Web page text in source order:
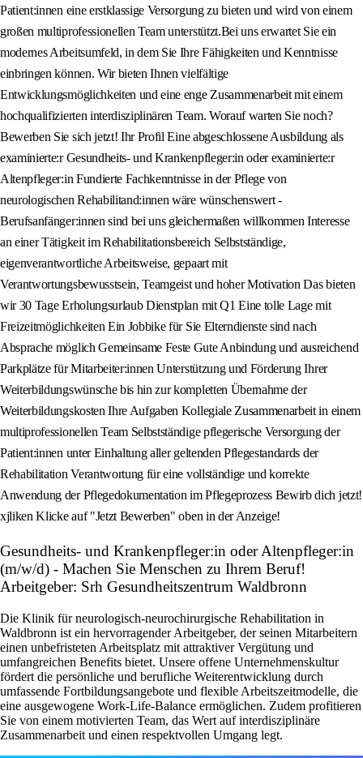
Patient:innen eine erstklassige Versorgung zu bieten und wird von einem
großen multiprofessionellen Team unterstützt.Bei uns erwartet Sie ein
modernes Arbeitsumfeld, in dem Sie Ihre Fähigkeiten und Kenntnisse
einbringen können. Wir bieten Ihnen vielfältige
Entwicklungsmöglichkeiten und eine enge Zusammenarbeit mit einem
hochqualifizierten interdisziplinären Team. Worauf warten Sie noch?
Bewerben Sie sich jetzt! Ihr Profil Eine abgeschlossene Ausbildung als
examinierte:r Gesundheits- und Krankenpfleger:in oder examinierte:r
Altenpfleger:in Fundierte Fachkenntnisse in der Pflege von
neurologischen Rehabilitand:innen wäre wünschenswert -
Berufsanfänger:innen sind bei uns gleichermaßen willkommen Interesse
an einer Tätigkeit im Rehabilitationsbereich Selbstständige,
eigenverantwortliche Arbeitsweise, gepaart mit
Verantwortungsbewusstsein, Teamgeist und hoher Motivation Das bieten
wir 30 Tage Erholungsurlaub Dienstplan mit Q1 Eine tolle Lage mit
Freizeitmöglichkeiten Ein Jobbike für Sie Elterndienste sind nach
Absprache möglich Gemeinsame Feste Gute Anbindung und ausreichend
Parkplätze für Mitarbeiter:innen Unterstützung und Förderung Ihrer
Weiterbildungswünsche bis hin zur kompletten Übernahme der
Weiterbildungskosten Ihre Aufgaben Kollegiale Zusammenarbeit in einem
multiprofessionellen Team Selbstständige pflegerische Versorgung der
Patient:innen unter Einhaltung aller geltenden Pflegestandards der
Rehabilitation Verantwortung für eine vollständige und korrekte
Anwendung der Pflegedokumentation im Pflegeprozess Bewirb dich jetzt!
xjliken Klicke auf "Jetzt Bewerben" oben in der Anzeige!
Gesundheits- und Krankenpfleger:in oder Altenpfleger:in
(m/w/d) - Machen Sie Menschen zu Ihrem Beruf!
Arbeitgeber: Srh Gesundheitszentrum Waldbronn
Die Klinik für neurologisch-neurochirurgische Rehabilitation in
Waldbronn ist ein hervorragender Arbeitgeber, der seinen Mitarbeitern
einen unbefristeten Arbeitsplatz mit attraktiver Vergütung und
umfangreichen Benefits bietet. Unsere offene Unternehmenskultur
fördert die persönliche und berufliche Weiterentwicklung durch
umfassende Fortbildungsangebote und flexible Arbeitszeitmodelle, die
eine ausgewogene Work-Life-Balance ermöglichen. Zudem profitieren
Sie von einem motivierten Team, das Wert auf interdisziplinäre
Zusammenarbeit und einen respektvollen Umgang legt.